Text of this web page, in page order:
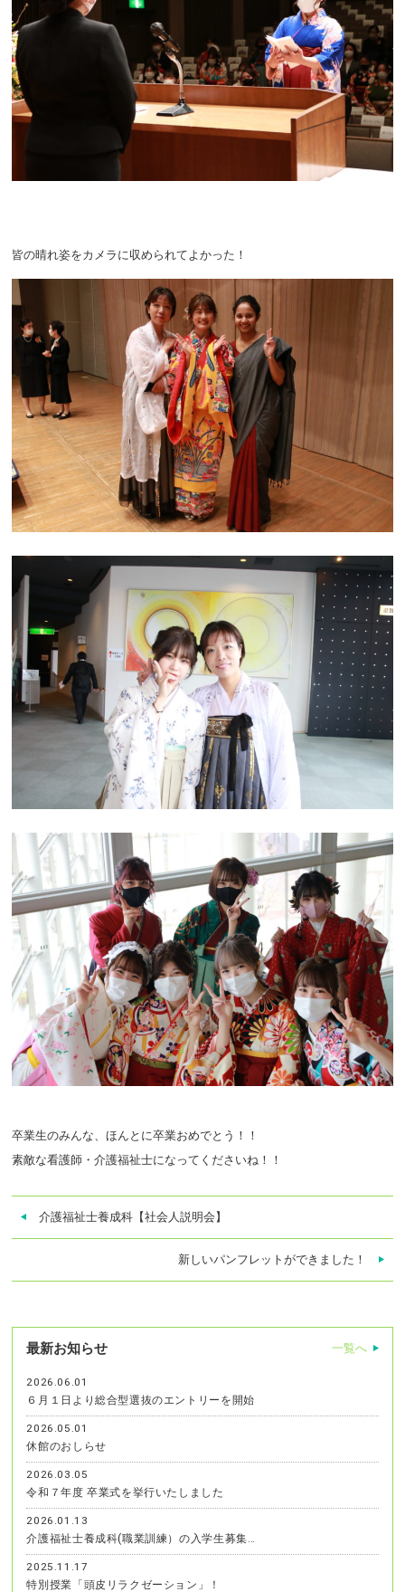
皆の晴れ姿をカメラに収められてよかった！
卒業生のみんな、ほんとに卒業おめでとう！！
素敵な看護師・介護福祉士になってくださいね！！
介護福祉士養成科【社会人説明会】
新しいパンフレットができました！
最新お知らせ 一覧へ
2026.06.01
６月１日より総合型選抜のエントリーを開始
2026.05.01
休館のおしらせ
2026.03.05
令和７年度 卒業式を挙行いたしました
2026.01.13
介護福祉士養成科(職業訓練）の入学生募集…
2025.11.17
特別授業「頭皮リラクゼーション」！